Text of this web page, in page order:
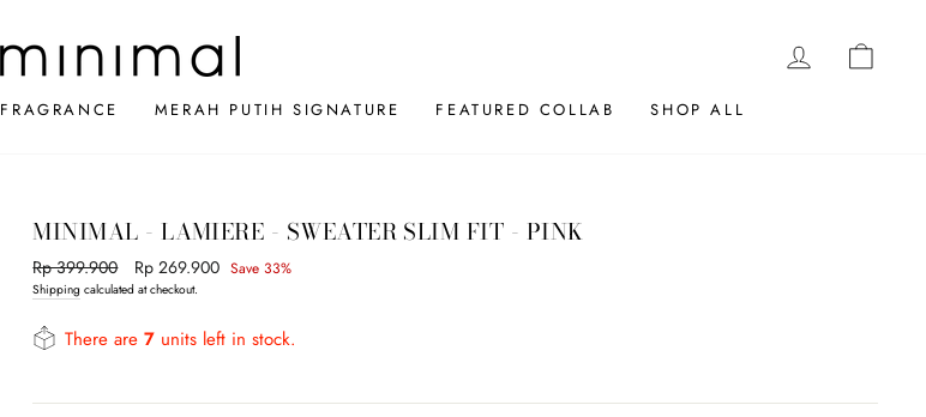
LOG IN
FRAGRANCE MERAH PUTIH SIGNATURE FEATURED COLLAB SHOP ALL
MINIMAL - LAMIERE - SWEATER SLIM FIT - PINK
Regular
price
Rp 399.900
Sale
price
Rp 269.900 Save 33%
Shipping calculated at checkout.
There are7 units left in stock.